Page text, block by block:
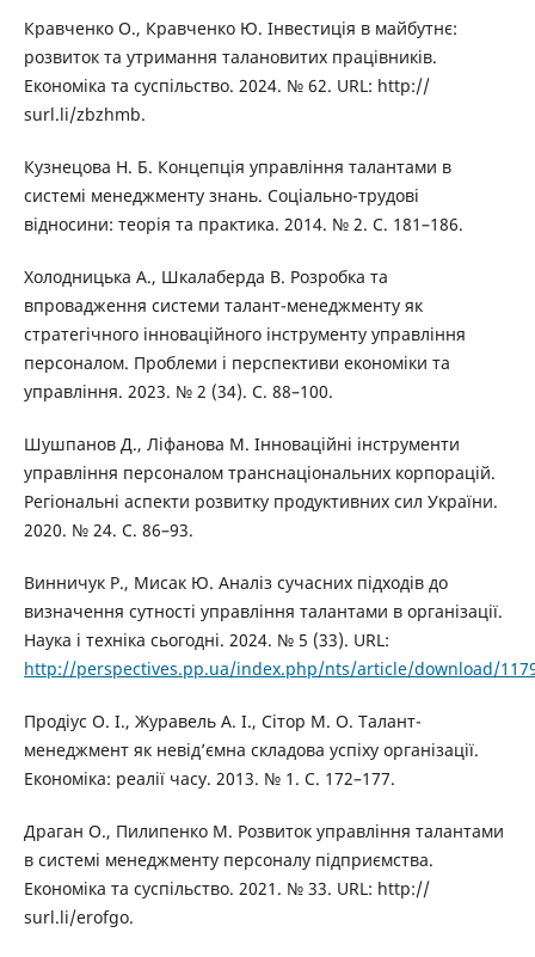
Кравченко О., Кравченко Ю. Інвестиція в майбутнє:
розвиток та утримання талановитих працівників.
Економіка та суспільство. 2024. № 62. URL: http://
surl.li/zbzhmb.
Кузнецова Н. Б. Концепція управління талантами в
системі менеджменту знань. Соціально-трудові
відносини: теорія та практика. 2014. № 2. C. 181–186.
Холодницька А., Шкалаберда В. Розробка та
впровадження системи талант-менеджменту як
стратегічного інноваційного інструменту управління
персоналом. Проблеми і перспективи економіки та
управління. 2023. № 2 (34). С. 88–100.
Шушпанов Д., Ліфанова М. Інноваційні інструменти
управління персоналом транснаціональних корпорацій.
Регіональні аспекти розвитку продуктивних сил України.
2020. № 24. С. 86–93.
Винничук Р., Мисак Ю. Аналіз сучасних підходів до
визначення сутності управління талантами в організації.
Наука і техніка сьогодні. 2024. № 5 (33). URL:
http://perspectives.pp.ua/index.php/nts/article/download/
Продіус О. І., Журавель А. І., Сітор М. О. Талант-
менеджмент як невід’ємна складова успіху організації.
Економіка: реалії часу. 2013. № 1. C. 172–177.
Драган О., Пилипенко М. Розвиток управління талантами
в системі менеджменту персоналу підприємства.
Економіка та суспільство. 2021. № 33. URL: http://
surl.li/erofgo.